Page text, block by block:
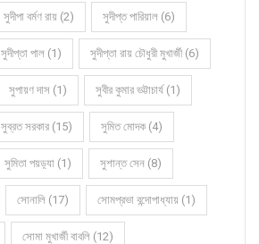
সুদীপা বর্মণ রায় (2) সুদীপ্ত পারিয়াল (6)
সুদীপ্তা পাল (1) সুদীপ্তা রায় চৌধুরী মুখার্জী (6)
সুপায়ণ দাস (1) সুবীর কুমার ভট্টাচার্য (1)
সুব্রত সরকার (15) সুমিত মোদক (4)
সুমিতা পয়ড়্যা (1) সুশান্ত সেন (8)
সোনালি (17) সোমপ্রভা বন্দোপাধ্যায় (1)
সোমা মুখার্জী বাবলি (12)